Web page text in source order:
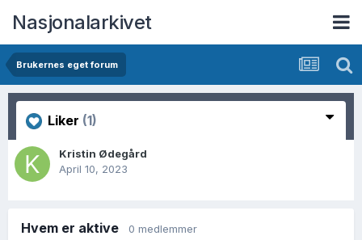
Nasjonalarkivet
Brukernes eget forum
Liker (1)
Kristin Ødegård
April 10, 2023
Hvem er aktive 0 medlemmer